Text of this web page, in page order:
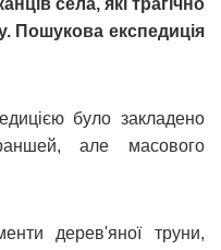
села, які трагічно
Пошукова експедиція
було закладено
але масового
дерев'яної труни,